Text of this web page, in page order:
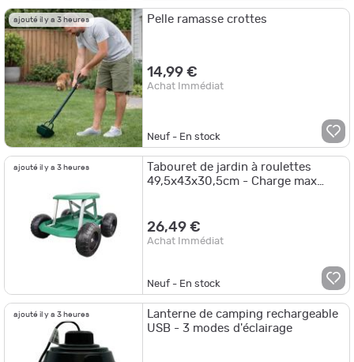
ajouté il y a 3 heures Pelle ramasse crottes
14,99 €
Achat Immédiat
Neuf - En stock
ajouté il y a 3 heures
Tabouret de jardin à roulettes
49,5x43x30,5cm - Charge max
26,49 €
Achat Immédiat
Neuf - En stock
ajouté il y a 3 heures
Lanterne de camping rechargeable
USB - 3 modes d'éclairage